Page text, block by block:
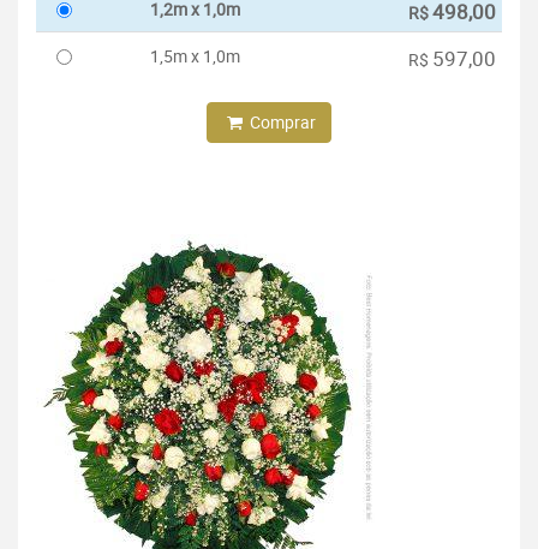
1,2m x 1,0m R$498,00
1,5m x 1,0m R$ 597,00
Comprar